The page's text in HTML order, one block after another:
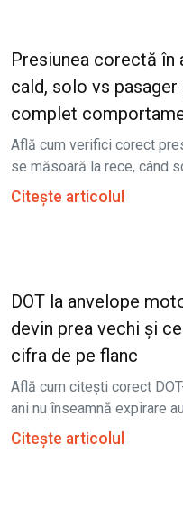
Presiunea corectă
cald, solo vs
complet
Află cum verifici corect
se măsoară la rece, când
Citește articolul
DOT la anvelope
devin prea vechi și
cifra de pe flanc
Află cum citești corect
ani nu înseamnă expirare
Citește articolul